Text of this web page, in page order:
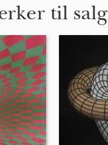
til salg